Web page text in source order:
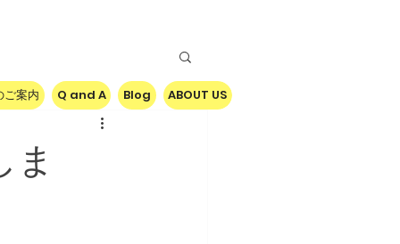
ご案内 Q and A Blog ABOUT US
ま